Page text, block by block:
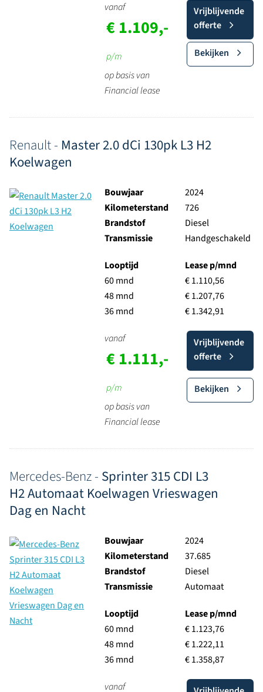
vanaf
€ 1.109,-
p/m
op basis van
Financial lease
Vrijblijvende
offerte
Bekijken
Renault - Master 2.0 dCi 130pk L3 H2
Koelwagen
Bouwjaar
2024
Kilometerstand
726
Brandstof
Diesel
Transmissie
Handgeschakeld
Looptijd
60 mnd
48 mnd
36 mnd
Lease p/mnd
€ 1.110,56
€ 1.207,76
€ 1.342,91
vanaf
€ 1.111,-
p/m
op basis van
Financial lease
Vrijblijvende
offerte
Bekijken
Mercedes-Benz - Sprinter 315 CDI L3
H2 Automaat Koelwagen Vrieswagen
Dag en Nacht
Bouwjaar
2024
Kilometerstand
37.685
Brandstof
Diesel
Transmissie
Automaat
Looptijd
60 mnd
48 mnd
36 mnd
Lease p/mnd
€ 1.123,76
€ 1.222,11
€ 1.358,87
vanaf